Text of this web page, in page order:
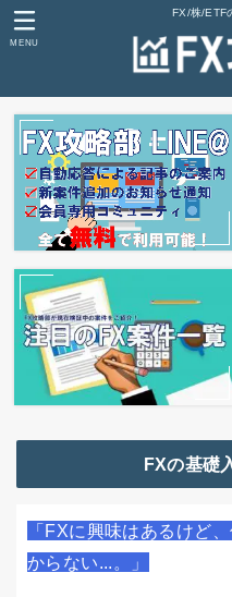
FX/株/ETF
MENU
FXの基礎
「FXに興味はあるけど
からない...。」